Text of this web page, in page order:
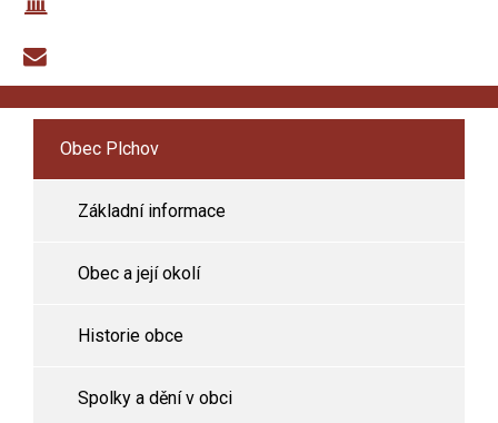
Obec Plchov
Základní informace
Obec a její okolí
Historie obce
Spolky a dění v obci